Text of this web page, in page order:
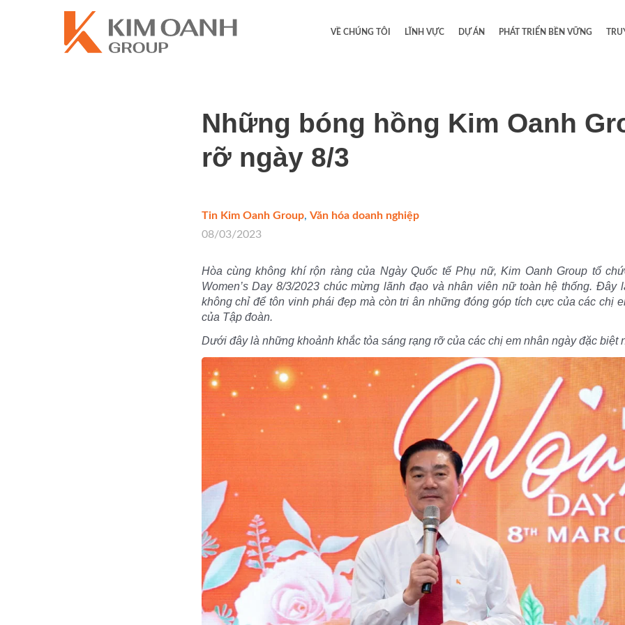
VỀ CHÚNG TÔI LĨNH VỰC DỰ ÁN PHÁT TRIỂN BỀN VỮNG
Những bóng hồng Kim Oanh
rỡ ngày 8/3
Tin Kim Oanh Group, Văn hóa doanh nghiệp/
08/03/2023
Hòa cùng không khí rộn ràng của Ngày Quốc tế Phụ nữ, Kim Oanh Group tổ
Women’s Day 8/3/2023 chúc mừng lãnh đạo và nhân viên nữ toàn hệ thống. Đây
không chỉ để tôn vinh phái đẹp mà còn tri ân những đóng góp tích cực của các chị
của Tập đoàn.
Dưới đây là những khoảnh khắc tỏa sáng rạng rỡ của các chị em nhân ngày đặc biệt